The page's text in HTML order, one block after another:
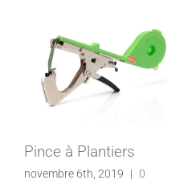
Pince à Plantiers
novembre 6th, 2019 | 0